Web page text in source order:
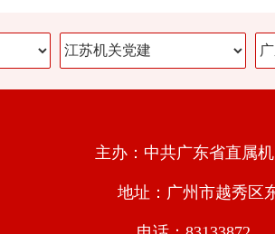
主办：中共广东省直
地址：广州市越秀区